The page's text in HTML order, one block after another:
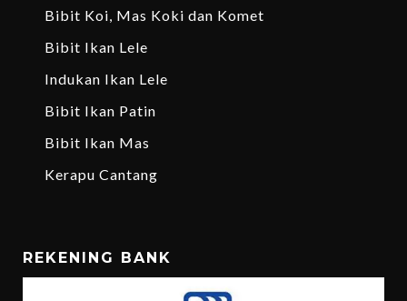
Bibit Koi, Mas Koki dan Komet
Bibit Ikan Lele
Indukan Ikan Lele
Bibit Ikan Patin
Bibit Ikan Mas
Kerapu Cantang
REKENING BANK